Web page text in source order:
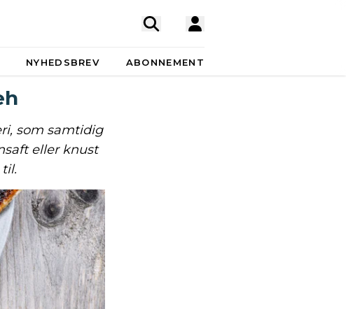
NYHEDSBREV ABONNEMENT
som samtidig
eller knust